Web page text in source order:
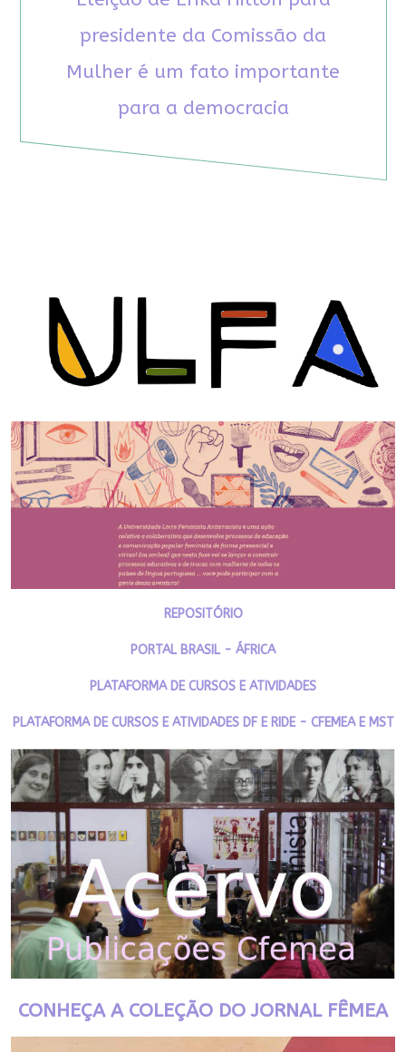
presidente da Comissão da
Mulher é um fato importante
para a democracia
REPOSITÓRIO
PORTAL BRASIL - ÁFRICA
PLATAFORMA DE CURSOS E ATIVIDADES
PLATAFORMA DE CURSOS E ATIVIDADES DF E RIDE - CFEMEA E MST
CONHEÇA A COLEÇÃO DO JORNAL FÊMEA